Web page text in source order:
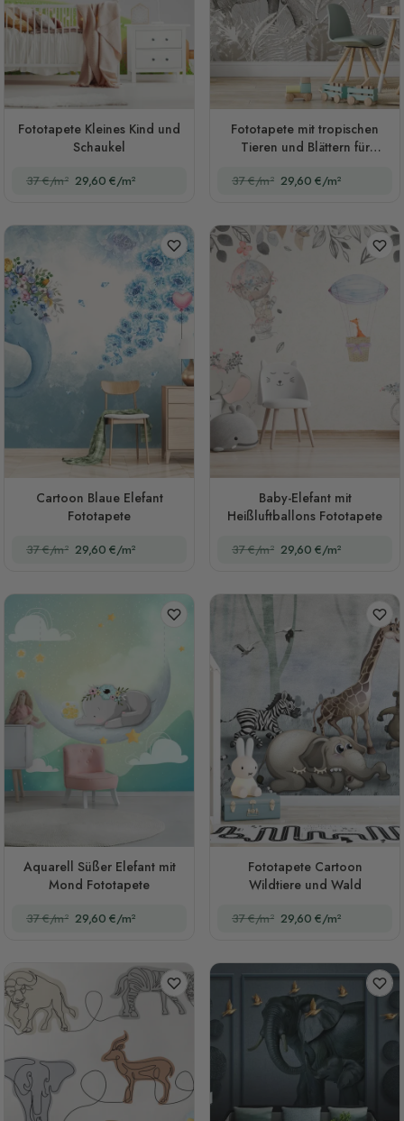
Fototapete Kleines Kind und
Schaukel
37 €/m² 29,60 €/m²
Fototapete mit tropischen
Tieren und Blättern für
37 €/m² 29,60 €/m²
Cartoon Blaue Elefant
Fototapete
37 €/m² 29,60 €/m²
Baby-Elefant mit
Heißluftballons Fototapete
37 €/m² 29,60 €/m²
Aquarell Süßer Elefant mit
Mond Fototapete
37 €/m² 29,60 €/m²
Fototapete Cartoon
Wildtiere und Wald
37 €/m² 29,60 €/m²